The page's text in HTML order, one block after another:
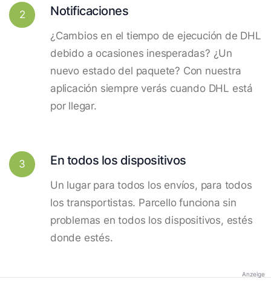
2 Notificaciones
¿Cambios en el tiempo de ejecución de DHL
debido a ocasiones inesperadas? ¿Un
nuevo estado del paquete? Con nuestra
aplicación siempre verás cuando DHL está
por llegar.
3 En todos los dispositivos
Un lugar para todos los envíos, para todos
los transportistas. Parcello funciona sin
problemas en todos los dispositivos, estés
donde estés.
Anzeige